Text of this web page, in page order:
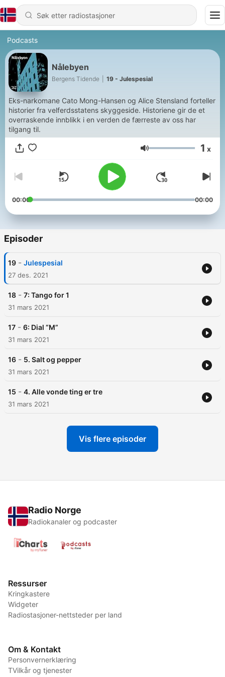
Podcasts
Nålebyen
Bergens Tidende 19 - Julespesial
Eks-narkomane Cato Mong-Hansen og Alice Stensland forteller
historier fra velferdsstatens skyggeside. Historiene gir de et
overraskende innblikk i en verden de færreste av oss har
tilgang til.
Volum 1 x
00:00 00:00
Episoder
19 - Julespesial
27 des. 2021
18 - 7: Tango for 1
31 mars 2021
17 - 6: Dial “M”
31 mars 2021
16 - 5. Salt og pepper
31 mars 2021
15 - 4. Alle vonde ting er tre
31 mars 2021
Vis flere episoder
Radio Norge
Radiokanaler og podcaster
Ressurser
Kringkastere
Widgeter
Radiostasjoner-nettsteder per land
Om & Kontakt
Personvernerklæring
TVilkår og tjenester